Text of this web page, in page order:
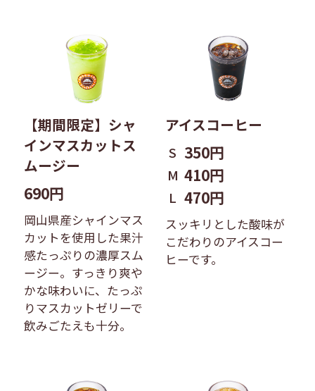
【期間限定】シャ
インマスカットス
ムージー
690円
岡山県産シャインマス
カットを使用した果汁
感たっぷりの濃厚スム
ージー。すっきり爽や
かな味わいに、たっぷ
りマスカットゼリーで
飲みごたえも十分。
アイスコーヒー
S 350円
M 410円
L 470円
スッキリとした酸味が
こだわりのアイスコー
ヒーです。